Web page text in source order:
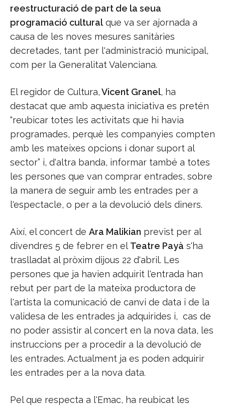
reestructuració de part de la seua
programació culturalque va ser ajornada a
causa de les noves mesures sanitàries
decretades, tant per l'administració municipal,
com per la Generalitat Valenciana.
El regidor de Cultura,Vicent Granel, ha
destacat que amb aquesta iniciativa es pretén
“reubicar totes les activitats que hi havia
programades, perquè les companyies compten
amb les mateixes opcions i donar suport al
sector” i, d'altra banda, informar també a totes
les persones que van comprar entrades, sobre
la manera de seguir amb les entrades per a
l'espectacle, o per a la devolució dels diners.
Així, el concert de Ara Malikian previst per al
divendres 5 de febrer en el Teatre Payà s'ha
traslladat al pròxim dijous 22 d'abril. Les
persones que ja havien adquirit l'entrada han
rebut per part de la mateixa productora de
l'artista la comunicació de canvi de data i de la
validesa de les entrades ja adquirides i, cas de
no poder assistir al concert en la nova data, les
instruccions per a procedir a la devolució de
les entrades. Actualment ja es poden adquirir
les entrades per a la nova data.
Pel que respecta a l'Emac, ha reubicat les